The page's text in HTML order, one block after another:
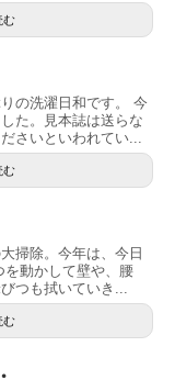
む
の洗濯日和です。 今
た。見本誌は送らな
さいといわれてい...
む
掃除。今年は、今日
動かして壁や、腰
つも拭いていき...
む